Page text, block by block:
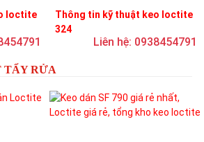
loctite
Thông tin kỹ thuật keo loctite
324
Liên hệ: 0938454791
TẨY RỬA